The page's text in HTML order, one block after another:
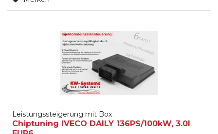
Leistungssteigerung mit Box
Chiptuning IVECO DAILY 136PS/100kW, 3.0l